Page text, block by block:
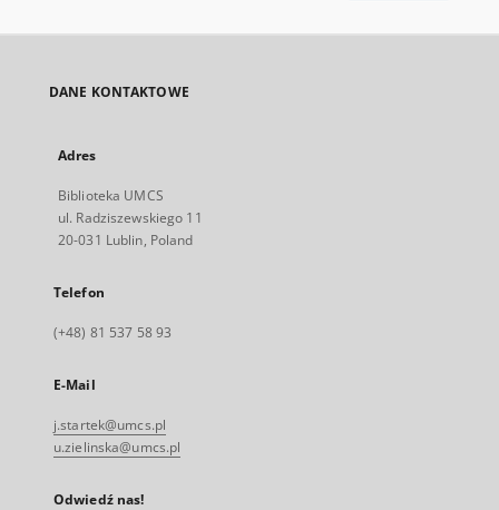
DANE KONTAKTOWE
Adres
Biblioteka UMCS
ul. Radziszewskiego 11
20-031 Lublin, Poland
Telefon
(+48) 81 537 58 93
E-Mail
j.startek@umcs.pl
u.zielinska@umcs.pl
Odwiedź nas!